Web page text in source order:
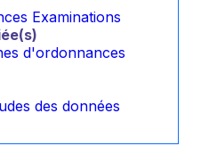
Examinations
d'ordonnances
des données